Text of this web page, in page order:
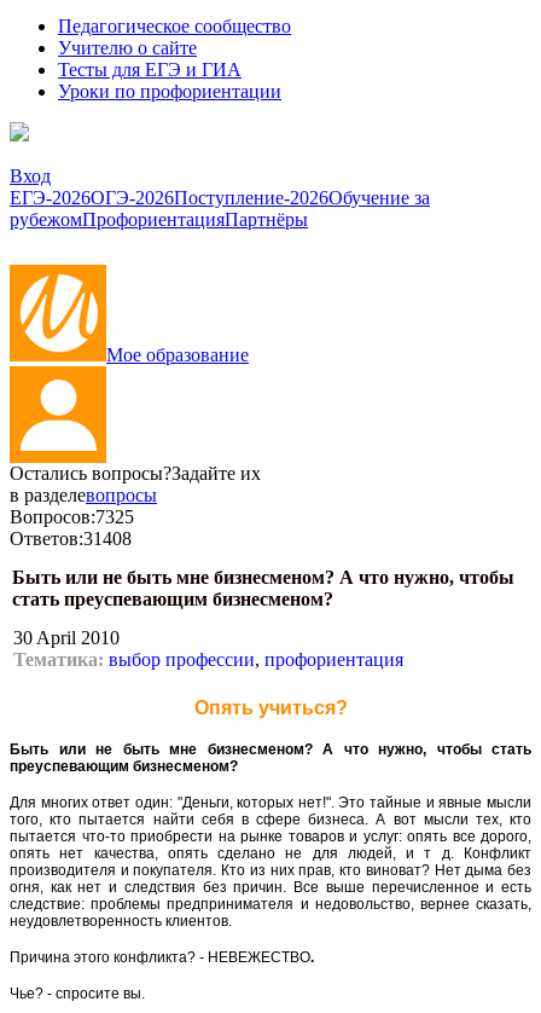
Педагогическое сообщество
Учителю о сайте
Тесты для ЕГЭ и ГИА
Уроки по профориентации
Вход
ЕГЭ-2026ОГЭ-2026Поступление-2026Обучение за
рубежомПрофориентацияПартнёры
Мое образование
Остались вопросы?Задайте их
в разделевопросы
Вопросов:7325
Ответов:31408
Быть или не быть мне бизнесменом? А что нужно, чтобы
стать преуспевающим бизнесменом?
30 April 2010
Тематика: выбор профессии, профориентация
Опять учиться?
Быть или не быть мне бизнесменом? А что нужно, чтобы стать
преуспевающим бизнесменом?
Для многих ответ один: "Деньги, которых нет!". Это тайные и явные мысли
того, кто пытается найти себя в сфере бизнеса. А вот мысли тех, кто
пытается что-то приобрести на рынке товаров и услуг: опять все дорого,
опять нет качества, опять сделано не для людей, и т д. Конфликт
производителя и покупателя. Кто из них прав, кто виноват? Нет дыма без
огня, как нет и следствия без причин. Все выше перечисленное и есть
следствие: проблемы предпринимателя и недовольство, вернее сказать,
неудовлетворенность клиентов.
Причина этого конфликта? - НЕВЕЖЕСТВО.
Чье? - спросите вы.